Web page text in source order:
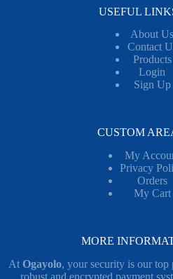
USEFUL
About Us
Contact
Products
Login
Sign Up
CUSTOM
My
Privacy
Orders
My Cart
MORE
AtOgayolo, your security is our top
robust and encrypted payment